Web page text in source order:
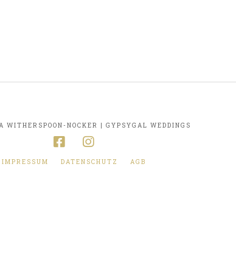
WITHERSPOON-NOCKER | GYPSYGAL WEDDINGS
IMPRESSUM DATENSCHUTZ AGB